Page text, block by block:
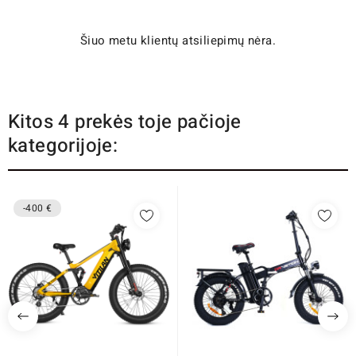
Šiuo metu klientų atsiliepimų nėra.
Kitos 4 prekės toje pačioje
kategorijoje:
-400 €